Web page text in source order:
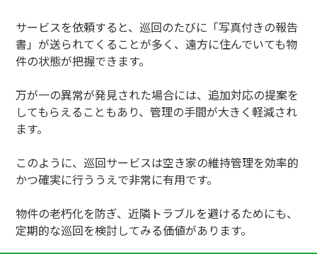
サービスを依頼すると、巡回のたびに「写真付きの報告
書」が送られてくることが多く、遠方に住んでいても物
件の状態が把握できます。
万が一の異常が発見された場合には、追加対応の提案を
してもらえることもあり、管理の手間が大きく軽減され
ます。
このように、巡回サービスは空き家の維持管理を効率的
かつ確実に行ううえで非常に有用です。
物件の老朽化を防ぎ、近隣トラブルを避けるためにも、
定期的な巡回を検討してみる価値があります。